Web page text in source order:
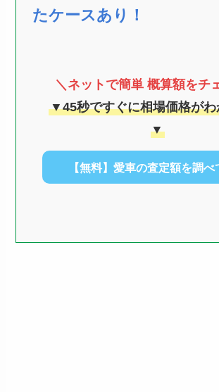
たケースあり！
＼ネットで簡単 概算額をチ
▼45秒ですぐに相場価格がわ
▼
【無料】愛車の査定額を調べ